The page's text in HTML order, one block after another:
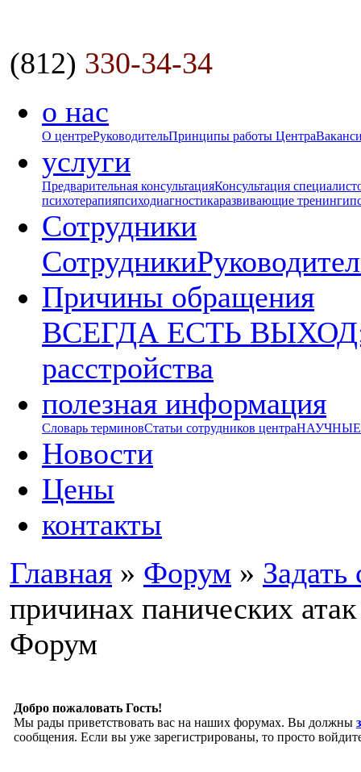
(812) 330-34-34
о нас
О центреРуководительПринципы работы Центра
услуги
Предварительная консультацияКонсультация
психотерапияпсиходиагностикаразвивающие тренинги
Сотрудники
Сотрудники
Причины обращения
ВСЕГДА ЕСТЬ ВЫХОД:
расстройства
полезная информация
Словарь терминовСтатьи сотрудников центраНАУЧНЫЕ
Новости
Цены
контакты
Главная » Форум » Задать
причинах панических
Форум
Добро пожаловать Гость!
Мы рады приветствовать вас на наших форумах. Вы должны
сообщения. Если вы уже зарегистрированы, то просто